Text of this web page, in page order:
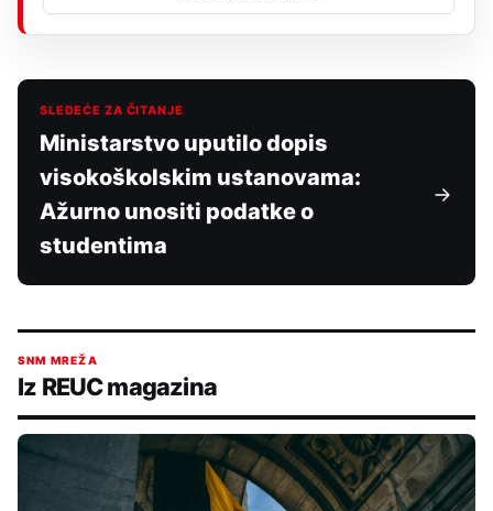
SLEDEĆE ZA ČITANJE
Ministarstvo uputilo dopis
visokoškolskim ustanovama:
Ažurno unositi podatke o
studentima
SNM MREŽA
Iz REUC magazina